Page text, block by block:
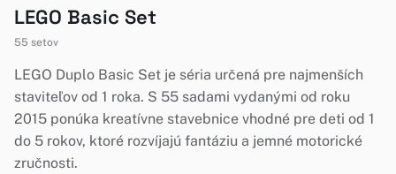
LEGO Basic Set
55 setov
LEGO Duplo Basic Set je séria určená pre najmenších
staviteľov od 1 roka. S 55 sadami vydanými od roku
2015 ponúka kreatívne stavebnice vhodné pre deti od 1
do 5 rokov, ktoré rozvíjajú fantáziu a jemné motorické
zručnosti.